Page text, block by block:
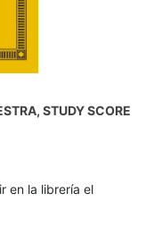
STUDY SCORE
en la librería el